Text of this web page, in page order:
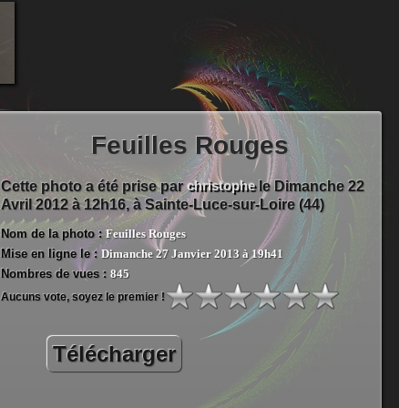
Feuilles Rouges
Cette photo a été prise parchristophele Dimanche 22
Avril 2012 à 12h16, à Sainte-Luce-sur-Loire (44)
Nom de la photo : Feuilles Rouges
Mise en ligne le : Dimanche 27 Janvier 2013 à 19h41
Nombres de vues : 845
Aucuns vote, soyez le premier !
Télécharger